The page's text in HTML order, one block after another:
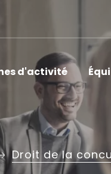
d'activité
Droit de la